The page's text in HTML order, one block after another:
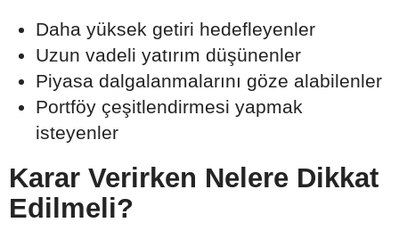
Daha yüksek getiri hedefleyenler
Uzun vadeli yatırım düşünenler
Piyasa dalgalanmalarını göze alabilenler
Portföy çeşitlendirmesi yapmak
isteyenler
Karar Verirken Nelere Dikkat
Edilmeli?